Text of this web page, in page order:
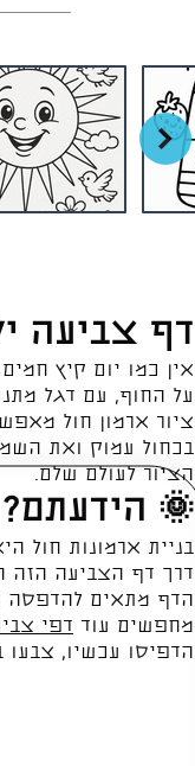
דף צביעה
אין כמו יום קיץ
על החוף, עם דגל
ציור ארמון חול
בכחול עמוק ואת
הציור לעולם שלם.
🌞 הידעתם?
בניית ארמונות חול
דרך דף הצביעה הזה
הדף מתאים להדפסה
מחפשים עוד דפי
הדפיסו עכשיו, צבעו